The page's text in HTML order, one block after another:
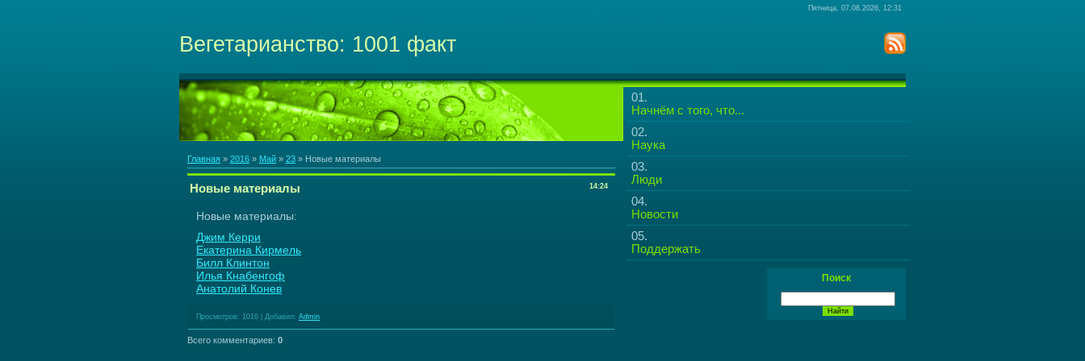
Пятница, 07.08.2026, 12:31
Вегетарианство: 1001 факт
Главная » 2016 » Май » 23 » Новые материалы
14:24
Новые материалы
Новые материалы:
Джим Керри
Екатерина Кирмель
Билл Клинтон
Илья Кнабенгоф
Анатолий Конев
Просмотров: 1016 Добавил: Admin
Всего комментариев: 0
Начнём с того, что...
Наука
Люди
Новости
Поддержать
Поиск